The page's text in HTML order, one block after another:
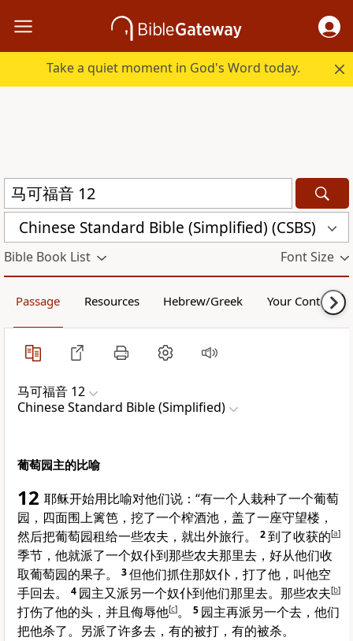
Take a quiet moment in God's Word today.
Chinese Standard Bible (Simplified) (CSBS)
Bible Book List Font Size
Passage Resources Hebrew/Greek Your Content
马可福音 12
Chinese Standard Bible (Simplified)
葡萄园主的比喻
12 耶稣开始用比喻对他们说： “有一个人栽种了一个葡萄
园，四面围上篱笆，挖了一个榨酒池，盖了一座守望楼，
然后把葡萄园租给一些农夫，就出外旅行。
2到了收获的[a]
季节，他就派了一个奴仆到那些农夫那里去，好从他们收
取葡萄园的果子。
3但他们抓住那奴仆，打了他，叫他空
手回去。
4 园主又派另一个奴仆到他们那里去。那些农夫[b]
打伤了他的头，并且侮辱他[c]。 5 园主再派另一个去，他们
把他杀了。另派了许多去，有的被打，有的被杀。